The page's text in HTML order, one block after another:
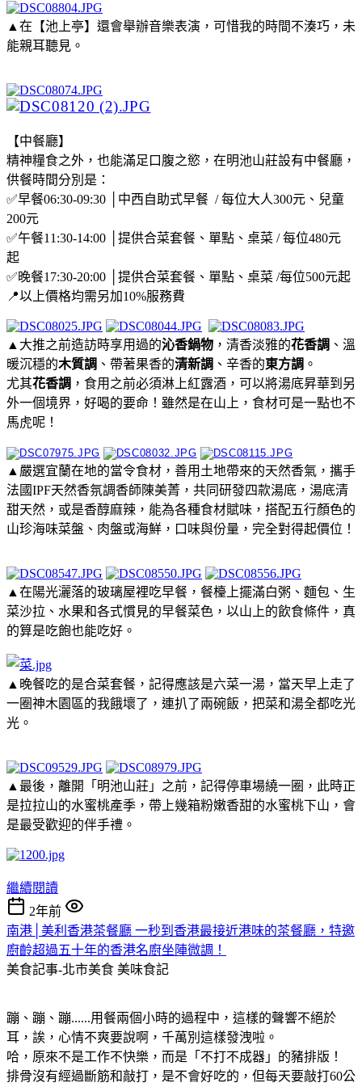
▲在【池上亭】還會舉辦音樂表演，可惜我的時間不湊巧，未
能親耳聽見。
【中餐廳】
精神糧食之外，也能滿足口腹之慾，在明池山莊設有中餐廳，
供餐時間分別是：
✅早餐06:30-09:30 │中西自助式早餐 / 每位大人300元、兒童
200元
✅午餐11:30-14:00 │提供合菜套餐、單點、桌菜 / 每位480元
起
✅晚餐17:30-20:00 │提供合菜套餐、單點、桌菜 /每位500元起
📍以上價格均需另加10%服務費
▲大推之前造訪時享用過的沁香鍋物 ，清香淡雅的花香調 、溫
暖沉穩的木質調 、帶著果香的清新調 、辛香的東方調 。
尤其花香調 ，食用之前必須淋上紅露酒，可以將湯底昇華到另
外一個境界，好喝的要命！雖然是在山上，食材可是一點也不
馬虎呢！
▲嚴選宜蘭在地的當令食材，善用土地帶來的天然香氣，攜手
法國IPF天然香氛調香師陳美菁，共同研發四款湯底，湯底清
甜天然，或是香醇麻辣，能為各種食材賦味，搭配五行顏色的
山珍海味菜盤、肉盤或海鮮，口味與份量，完全對得起價位！
▲在陽光灑落的玻璃屋裡吃早餐，餐檯上擺滿白粥、麵包、生
菜沙拉、水果和各式慣見的早餐菜色，以山上的飲食條件，真
的算是吃飽也能吃好。
▲晚餐吃的是合菜套餐，記得應該是六菜一湯，當天早上走了
一圈神木園區的我餓壞了，連扒了兩碗飯，把菜和湯全都吃光
光。
▲最後，離開「明池山莊」之前，記得停車場繞一圈，此時正
是拉拉山的水蜜桃產季，帶上幾箱粉嫩香甜的水蜜桃下山，會
是最受歡迎的伴手禮。
繼續閱讀
2年前
南港│美利香港茶餐廳 一秒到香港最接近港味的茶餐廳，特邀
廚齡超過五十年的香港名廚坐陣微調！
美食記事-北市美食 美味食記
蹦、蹦、蹦......用餐兩個小時的過程中，這樣的聲響不絕於
耳，誒，心情不爽要說啊，千萬別這樣發洩啦。
哈，原來不是工作不快樂，而是「不打不成器」的豬排版！
排骨沒有經過斷筋和敲打，是不會好吃的，但每天要敲打60公